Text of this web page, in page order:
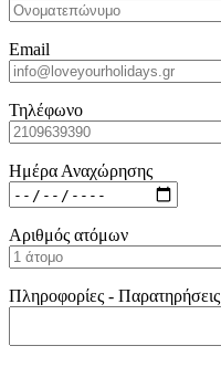
Email
Τηλέφωνο
Ημέρα Αναχώρησης
Αριθμός ατόμων
Πληροφορίες - Παρατηρήσεις